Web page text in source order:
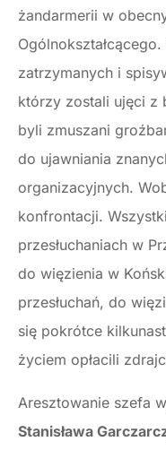
żandarmerii w
zatrzymanych i
którzy zostali ujęci z
byli zmuszani
do ujawniania
organizacyjnych.
konfrontacji.
przesłuchaniach w
do więzienia w
przesłuchań, do
się pokrótce
życiem opłacili
Aresztowanie szefa
Stanisława